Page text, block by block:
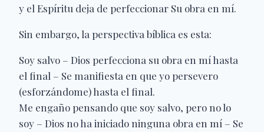
y el Espíritu deja de perfeccionar Su obra en mí.
Sin embargo, la perspectiva bíblica es esta:
Soy salvo – Dios perfecciona su obra en mí hasta
el final – Se manifiesta en que yo persevero
(esforzándome) hasta el final.
Me engaño pensando que soy salvo, pero no lo
soy – Dios no ha iniciado ninguna obra en mí – Se